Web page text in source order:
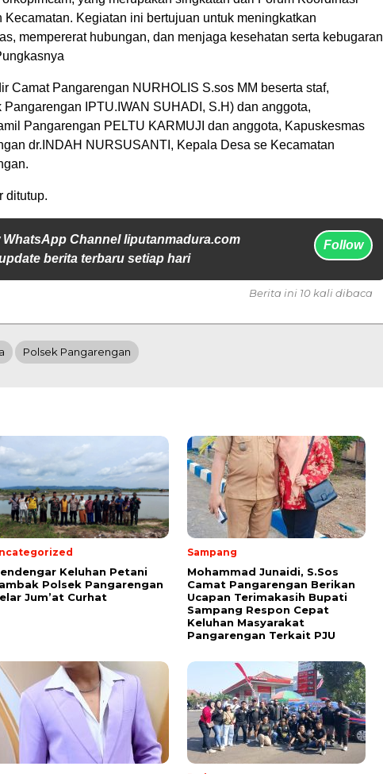
Kecamatan. Kegiatan ini bertujuan untuk meningkatkan
mempererat hubungan, dan menjaga kesehatan serta kebugaran
Camat Pangarengan NURHOLIS S.sos MM beserta staf,
Pangarengan IPTU.IWAN SUHADI, S.H) dan anggota,
Pangarengan PELTU KARMUJI dan anggota, Kapuskesmas
dr.INDAH NURSUSANTI, Kepala Desa se Kecamatan
ditutup.
WhatsApp Channel liputanmadura.com
berita terbaru setiap hari
Follow
Berita ini 10 kali dibaca
Polsek Pangarengan
Keluhan Petani
Polsek Pangarengan
Jum’at Curhat
Sampang
Mohammad Junaidi, S.Sos
Camat Pangarengan Berikan
Ucapan Terimakasih Bupati
Sampang Respon Cepat
Keluhan Masyarakat
Pangarengan Terkait PJU